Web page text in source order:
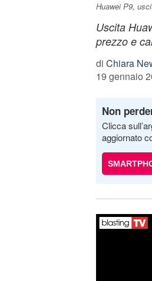
Huawei P9,
Uscita
prezzo e
di Chiara
19 gennaio
Non
Clicca
aggiornato